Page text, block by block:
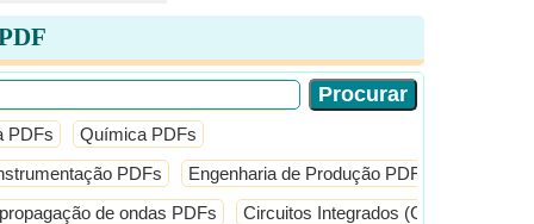
PDFs Química PDFs
PDFs Engenharia de Produção PDFs
de ondas PDFs Circuitos Integrados (CI) PDFs